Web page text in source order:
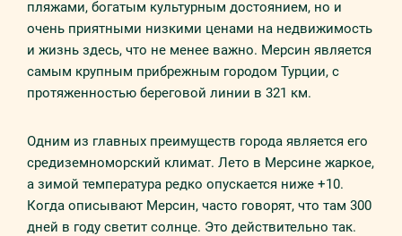
пляжами, богатым культурным достоянием, но и
очень приятными низкими ценами на недвижимость
и жизнь здесь, что не менее важно. Мерсин является
самым крупным прибрежным городом Турции, с
протяженностью береговой линии в 321 км.
Одним из главных преимуществ города является его
средиземноморский климат. Лето в Мерсине жаркое,
а зимой температура редко опускается ниже +10.
Когда описывают Мерсин, часто говорят, что там 300
дней в году светит солнце. Это действительно так.